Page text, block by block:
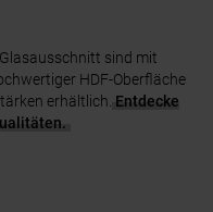
sind mit
HDF-Oberfläche
erhältlich. Entdecke